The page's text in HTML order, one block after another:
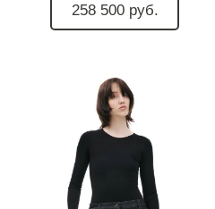
258 500 руб.